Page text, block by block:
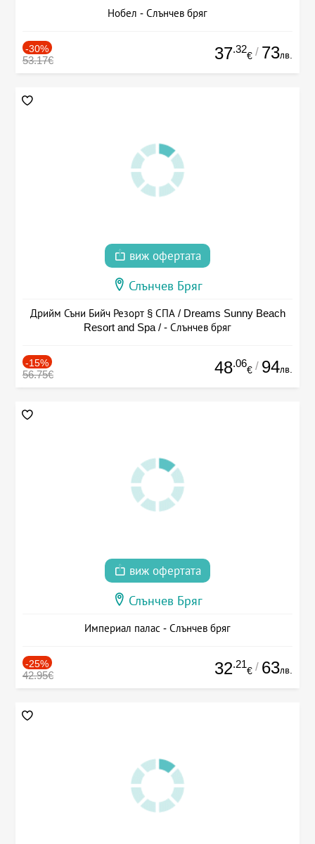
Нобел - Слънчев бряг
-30%
53.17€ 37.32
€ / 73лв.
виж офертата
Слънчев Бряг
Дрийм Съни Бийч Резорт § СПА / Dreams Sunny Beach
Resort and Spa / - Слънчев бряг
-15%
56.75€ 48.06
€ / 94лв.
виж офертата
Слънчев Бряг
Империал палас - Слънчев бряг
-25%
42.95€ 32.21
€ / 63лв.